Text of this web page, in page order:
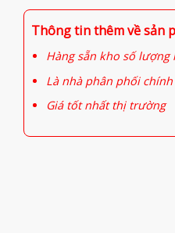
Thông tin thêm về sản
Hàng sẵn kho số lượng
Là nhà phân phối
Giá tốt nhất thị trường